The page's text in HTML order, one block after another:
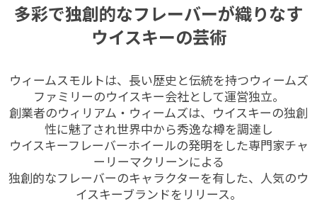
多彩で独創的なフレーバーが織りなす
ウイスキーの芸術
ウィームスモルトは、長い歴史と伝統を持つウィームズ
ファミリーのウイスキー会社として運営独立。
創業者のウィリアム・ウィームズは、ウイスキーの独創
性に魅了され世界中から秀逸な樽を調達し
ウイスキーフレーバーホイールの発明をした専門家チャ
ーリーマクリーンによる
独創的なフレーバーのキャラクターを有した、人気のウ
イスキーブランドをリリース。